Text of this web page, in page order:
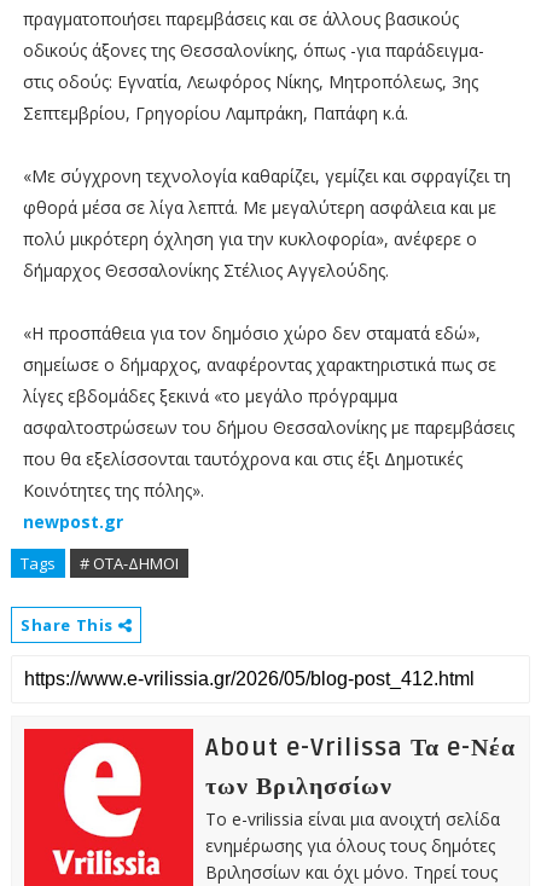
πραγματοποιήσει παρεμβάσεις και σε άλλους βασικούς
οδικούς άξονες της Θεσσαλονίκης, όπως -για παράδειγμα-
στις οδούς: Εγνατία, Λεωφόρος Νίκης, Μητροπόλεως, 3ης
Σεπτεμβρίου, Γρηγορίου Λαμπράκη, Παπάφη κ.ά.
«Με σύγχρονη τεχνολογία καθαρίζει, γεμίζει και σφραγίζει τη
φθορά μέσα σε λίγα λεπτά. Με μεγαλύτερη ασφάλεια και με
πολύ μικρότερη όχληση για την κυκλοφορία», ανέφερε ο
δήμαρχος Θεσσαλονίκης Στέλιος Αγγελούδης.
«Η προσπάθεια για τον δημόσιο χώρο δεν σταματά εδώ»,
σημείωσε ο δήμαρχος, αναφέροντας χαρακτηριστικά πως σε
λίγες εβδομάδες ξεκινά «το μεγάλο πρόγραμμα
ασφαλτοστρώσεων του δήμου Θεσσαλονίκης με παρεμβάσεις
που θα εξελίσσονται ταυτόχρονα και στις έξι Δημοτικές
Κοινότητες της πόλης».
newpost.gr
Tags # ΟΤΑ-ΔΗΜΟΙ
Share This
About e-Vrilissa Τα e-Νέα
των Βριλησσίων
Το e-vrilissia είναι μια ανοιχτή σελίδα
ενημέρωσης για όλους τους δημότες
Βριλησσίων και όχι μόνο. Τηρεί τους